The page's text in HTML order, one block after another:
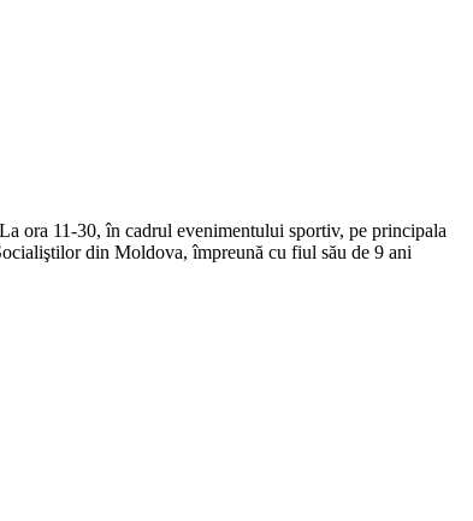
ora 11-30, în cadrul evenimentului sportiv, pe principala
din Moldova, împreună cu fiul său de 9 ani